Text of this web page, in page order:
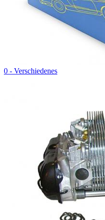
0 - Verschiedenes